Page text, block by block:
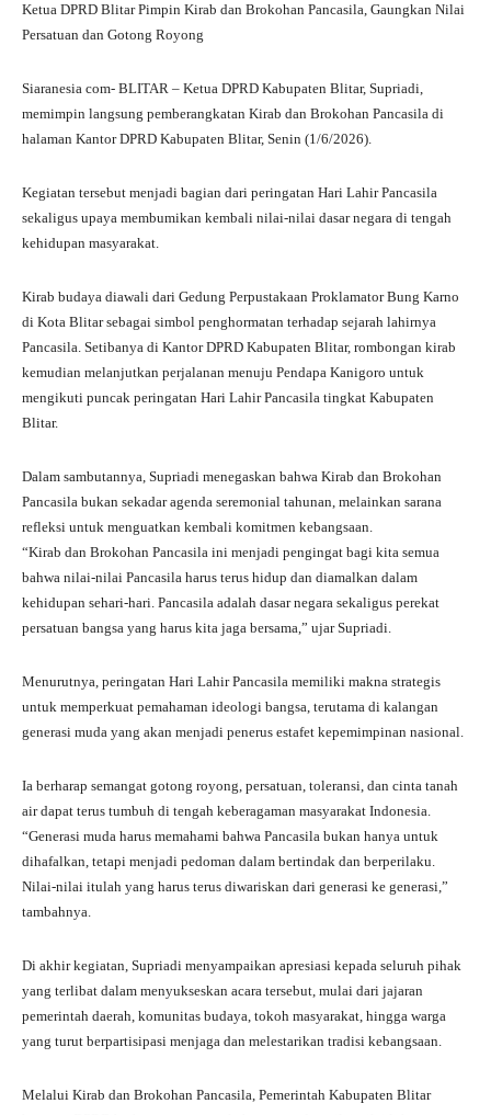
Ketua DPRD Blitar Pimpin Kirab dan Brokohan Pancasila, Gaungkan Nilai
Persatuan dan Gotong Royong
Siaranesia com- BLITAR – Ketua DPRD Kabupaten Blitar, Supriadi,
memimpin langsung pemberangkatan Kirab dan Brokohan Pancasila di
halaman Kantor DPRD Kabupaten Blitar, Senin (1/6/2026).
Kegiatan tersebut menjadi bagian dari peringatan Hari Lahir Pancasila
sekaligus upaya membumikan kembali nilai-nilai dasar negara di tengah
kehidupan masyarakat.
Kirab budaya diawali dari Gedung Perpustakaan Proklamator Bung Karno
di Kota Blitar sebagai simbol penghormatan terhadap sejarah lahirnya
Pancasila. Setibanya di Kantor DPRD Kabupaten Blitar, rombongan kirab
kemudian melanjutkan perjalanan menuju Pendapa Kanigoro untuk
mengikuti puncak peringatan Hari Lahir Pancasila tingkat Kabupaten
Blitar.
Dalam sambutannya, Supriadi menegaskan bahwa Kirab dan Brokohan
Pancasila bukan sekadar agenda seremonial tahunan, melainkan sarana
refleksi untuk menguatkan kembali komitmen kebangsaan.
“Kirab dan Brokohan Pancasila ini menjadi pengingat bagi kita semua
bahwa nilai-nilai Pancasila harus terus hidup dan diamalkan dalam
kehidupan sehari-hari. Pancasila adalah dasar negara sekaligus perekat
persatuan bangsa yang harus kita jaga bersama,” ujar Supriadi.
Menurutnya, peringatan Hari Lahir Pancasila memiliki makna strategis
untuk memperkuat pemahaman ideologi bangsa, terutama di kalangan
generasi muda yang akan menjadi penerus estafet kepemimpinan nasional.
Ia berharap semangat gotong royong, persatuan, toleransi, dan cinta tanah
air dapat terus tumbuh di tengah keberagaman masyarakat Indonesia.
“Generasi muda harus memahami bahwa Pancasila bukan hanya untuk
dihafalkan, tetapi menjadi pedoman dalam bertindak dan berperilaku.
Nilai-nilai itulah yang harus terus diwariskan dari generasi ke generasi,”
tambahnya.
Di akhir kegiatan, Supriadi menyampaikan apresiasi kepada seluruh pihak
yang terlibat dalam menyukseskan acara tersebut, mulai dari jajaran
pemerintah daerah, komunitas budaya, tokoh masyarakat, hingga warga
yang turut berpartisipasi menjaga dan melestarikan tradisi kebangsaan.
Melalui Kirab dan Brokohan Pancasila, Pemerintah Kabupaten Blitar